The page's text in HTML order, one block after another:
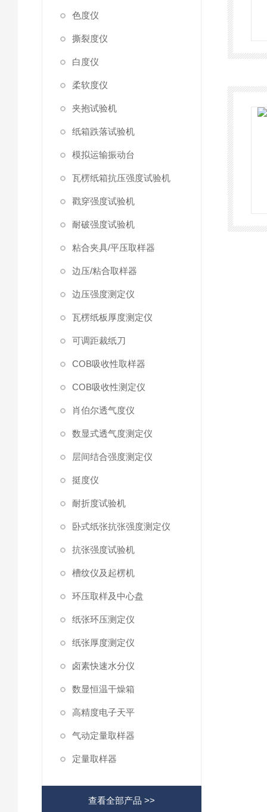
色度仪
撕裂度仪
白度仪
柔软度仪
夹抱试验机
纸箱跌落试验机
模拟运输振动台
瓦楞纸箱抗压强度试验机
戳穿强度试验机
耐破强度试验机
粘合夹具/平压取样器
边压/粘合取样器
边压强度测定仪
瓦楞纸板厚度测定仪
可调距裁纸刀
COB吸收性取样器
COB吸收性测定仪
肖伯尔透气度仪
数显式透气度测定仪
层间结合强度测定仪
挺度仪
耐折度试验机
卧式纸张抗张强度测定仪
抗张强度试验机
槽纹仪及起楞机
环压取样及中心盘
纸张环压测定仪
纸张厚度测定仪
卤素快速水分仪
数显恒温干燥箱
高精度电子天平
气动定量取样器
定量取样器
查看全部产品 >>